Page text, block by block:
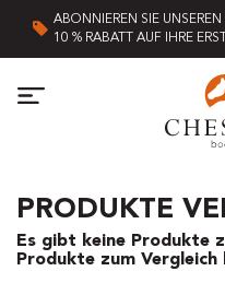
ABONNIEREN SIE
10 % RABATT AUF IHRE
PRODUKTE
Es gibt keine Produkte
Produkte zum Vergleich